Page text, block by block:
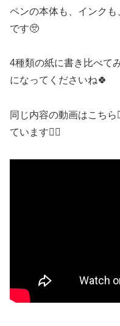
ペンの本体も、インク
です🥺
4種類の紙に書き比べて
になってくださいね🍀
同じ内容の動画はこちら
ています✍🏻